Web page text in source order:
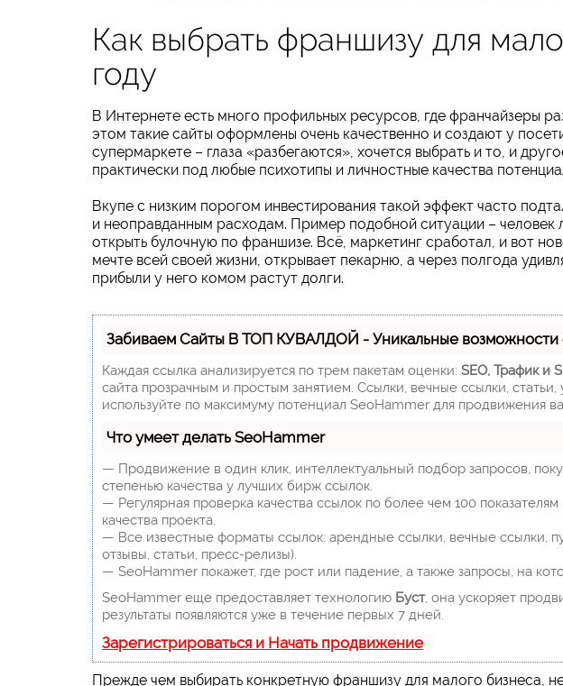
Как выбрать франшизу для
году
В Интернете есть много профильных ресурсов, где франчайзеры
этом такие сайты оформлены очень качественно и создают у
супермаркете – глаза «разбегаются», хочется выбрать и то, и
практически под любые психотипы и личностные качества
Вкупе с низким порогом инвестирования такой эффект часто
и неоправданным расходам. Пример подобной ситуации – человек
открыть булочную по франшизе. Всё, маркетинг сработал, и вот
мечте всей своей жизни, открывает пекарню, а через полгода
прибыли у него комом растут долги.
Забиваем Сайты В ТОП КУВАЛДОЙ - Уникальные возможности
Каждая ссылка анализируется по трем пакетам оценки: SEO, Трафик и
сайта прозрачным и простым занятием. Ссылки, вечные ссылки,
используйте по максимуму потенциал SeoHammer для продвижения
Что умеет делать SeoHammer
— Продвижение в один клик, интеллектуальный подбор запросов,
степенью качества у лучших бирж ссылок.
— Регулярная проверка качества ссылок по более чем 100
качества проекта.
— Все известные форматы ссылок: арендные ссылки, вечные ссылки,
отзывы, статьи, пресс-релизы).
— SeoHammer покажет, где рост или падение, а также запросы, на
SeoHammer еще предоставляет технологию Буст, она ускоряет
результаты появляются уже в течение первых 7 дней.
Зарегистрироваться и Начать продвижение
Прежде чем выбирать конкретную франшизу для малого бизнеса,